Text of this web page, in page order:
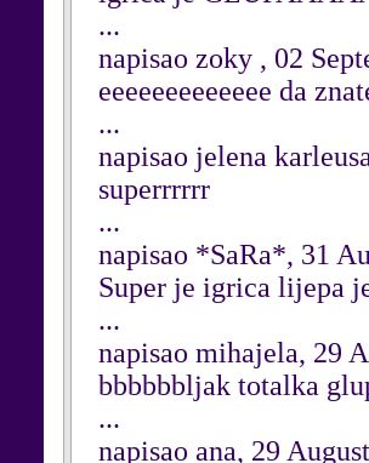
...
napisao zoky , 02
eeeeeeeeeeeee da
...
napisao jelena
superrrrrr
...
napisao *SaRa*, 31
Super je igrica lijepa
...
napisao mihajela, 29
bbbbbbljak totalka
...
napisao ana, 29